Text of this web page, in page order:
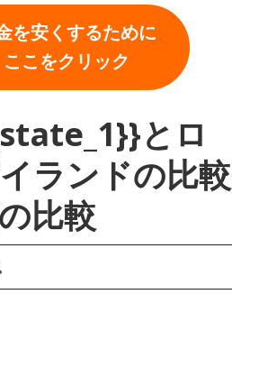
を安くするために
ここをクリック
とロ
ランドの比較
比較